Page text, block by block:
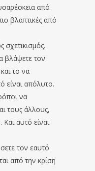
από
βλαπτικές από
σχετικισμός.
βλάψετε τον
το να
είναι απόλυτο.
να
τους άλλους,
αυτό είναι
τον εαυτό
από την κρίση